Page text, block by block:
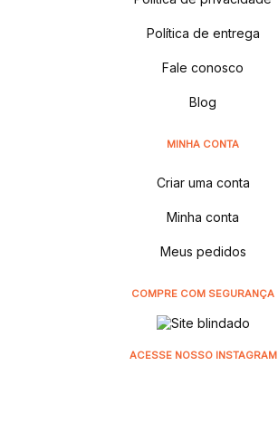
Política de entrega
Fale conosco
Blog
MINHA CONTA
Criar uma conta
Minha conta
Meus pedidos
COMPRE COM SEGURANÇA
ACESSE NOSSO INSTAGRAM